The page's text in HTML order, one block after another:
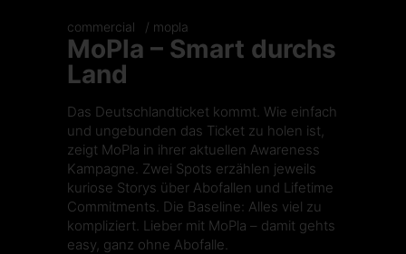
commercial mopla
MoPla – Smart durchs
Land
Das Deutschlandticket kommt. Wie einfach
und ungebunden das Ticket zu holen ist,
zeigt MoPla in ihrer aktuellen Awareness
Kampagne. Zwei Spots erzählen jeweils
kuriose Storys über Abofallen und Lifetime
Commitments. Die Baseline: Alles viel zu
kompliziert. Lieber mit MoPla – damit gehts
easy, ganz ohne Abofalle.